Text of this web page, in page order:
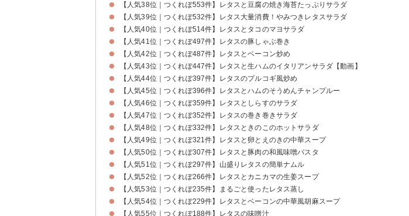
【人気38位｜つくれぽ553件】レタスと豆腐の焼き海苔たっぷりサラダ
【人気39位｜つくれぽ532件】レタス大量消費！やみつきレタスサラダ
【人気40位｜つくれぽ514件】レタスとタコのマヨサラダ
【人気41位｜つくれぽ497件】レタスの豚しゃぶ巻き
【人気42位｜つくれぽ487件】レタスとベーコン炒め
【人気43位｜つくれぽ447件】レタスと生ハムのイタリアンサラダ【動画】
【人気44位｜つくれぽ397件】レタスのプルコギ風炒め
【人気45位｜つくれぽ396件】レタスとハムのそうめんチャンプルー
【人気46位｜つくれぽ359件】レタスとしらすのサラダ
【人気47位｜つくれぽ352件】レタスの巻き巻きサラダ
【人気48位｜つくれぽ332件】レタスときのこのホットサラダ
【人気49位｜つくれぽ321件】レタスと卵とえのきの中華スープ
【人気50位｜つくれぽ307件】レタスと豚肉の和風味噌パスタ
【人気51位｜つくれぽ297件】山盛りレタスの簡単ナムル
【人気52位｜つくれぽ266件】レタスとカニカマの生姜スープ
【人気53位｜つくれぽ235件】まるごと使ったレタス蒸し
【人気54位｜つくれぽ229件】レタスとベーコンの中華風胡麻スープ
【人気55位｜つくれぽ188件】レタスの味噌汁